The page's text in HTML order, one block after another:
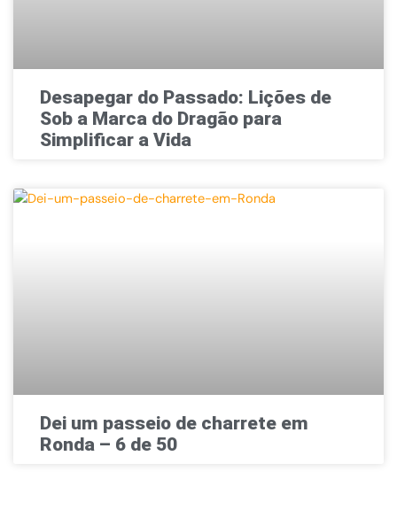
Desapegar do Passado: Lições de
Sob a Marca do Dragão para
Simplificar a Vida
Dei um passeio de charrete em
Ronda – 6 de 50